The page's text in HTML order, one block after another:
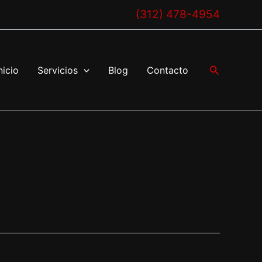
(312) 478-4954
Servicios Blog Contacto Buscar